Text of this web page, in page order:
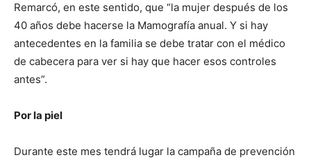
Remarcó, en este sentido, que “la mujer después de los
40 años debe hacerse la Mamografía anual. Y si hay
antecedentes en la familia se debe tratar con el médico
de cabecera para ver si hay que hacer esos controles
antes”.
Por la piel
Durante este mes tendrá lugar la campaña de prevención